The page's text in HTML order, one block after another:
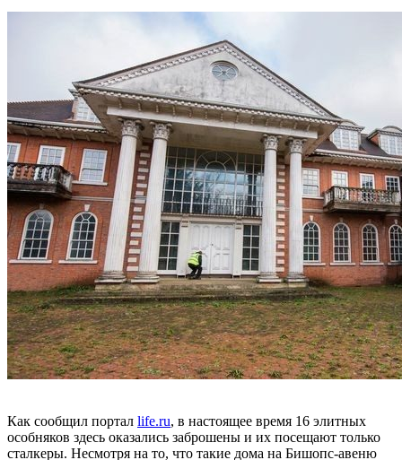
Как сообщил портал life.ru, в настоящее время 16 элитных
особняков здесь оказались заброшены и их посещают только
сталкеры. Несмотря на то, что такие дома на Бишопс-авеню